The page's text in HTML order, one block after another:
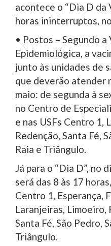
acontece o “Dia D da
horas ininterruptos,
• Postos – Segundo a
Epidemiológica, a
junto às unidades de
que deverão atender
maio: de segunda à
no Centro de
e nas USFs Centro 1,
Redenção, Santa Fé,
Raia e Triângulo.
Já para o “Dia D”, no
será das 8 às 17
Centro 1, Esperança,
Laranjeiras, Limoeiro,
Santa Fé, São Pedro,
Triângulo.